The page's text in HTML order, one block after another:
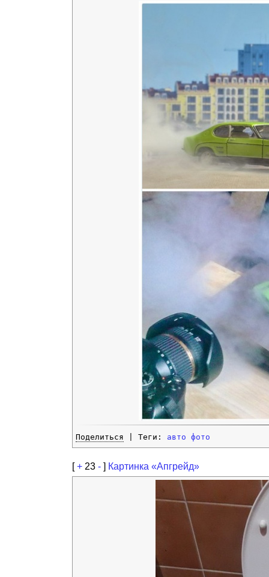
Поделиться | Теги: авто фото
[+ 23 - ] Картинка «Апгрейд»